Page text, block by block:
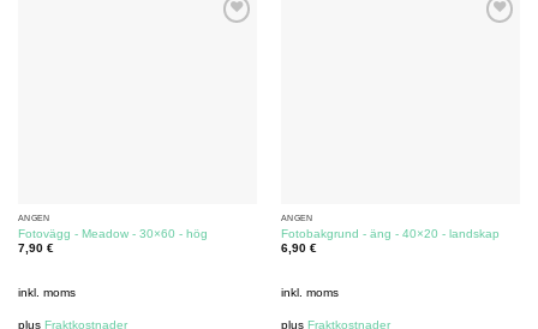
ÄNGEN
Fotovägg - Meadow - 30×60 - hög
7,90 €
inkl. moms
plus Fraktkostnader
ÄNGEN
Fotobakgrund - äng - 40×20 - landskap
6,90 €
inkl. moms
plus Fraktkostnader